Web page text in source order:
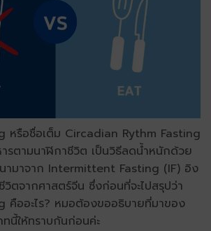
หรือชื่อเต็ม Circadian Rythm Fasting
รตามนาฬิกาชีวิต เป็นวิธีลดน้ำหนักด้วย
ามาจาก Intermittent Fasting (IF) อิง
วิตจากศาสตร์จีน ซึ่งก่อนที่จะไปสรุปว่า
คืออะไร? หมอต้องขออธิบายที่มาของ
นี้ให้ทราบกันก่อนค่ะ